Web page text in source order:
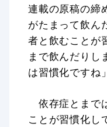
連載の原稿の締
がたまって飲ん
者と飲むことが
まで飲んだりし
は習慣化ですね」
依存症とまで
ことが習慣化し